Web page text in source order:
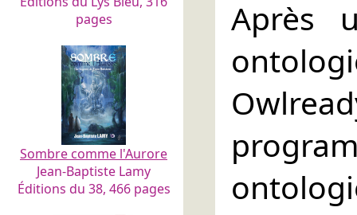
pages
Sombre comme l'Aurore
Jean-Baptiste Lamy
Éditions du 38, 466 pages
Après